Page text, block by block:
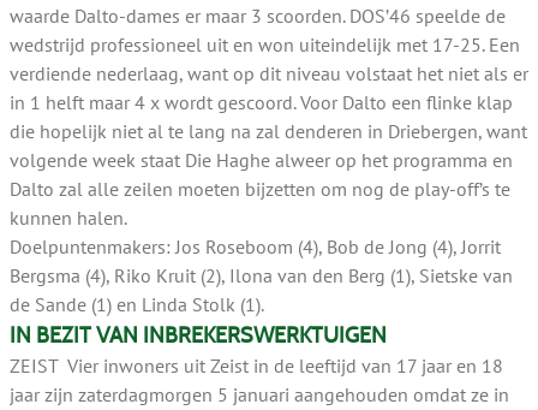
waarde Dalto-dames er maar 3 scoorden. DOS’46 speelde de
wedstrijd professioneel uit en won uiteindelijk met 17-25. Een
verdiende nederlaag, want op dit niveau volstaat het niet als er
in 1 helft maar 4 x wordt gescoord. Voor Dalto een flinke klap
die hopelijk niet al te lang na zal denderen in Driebergen, want
volgende week staat Die Haghe alweer op het programma en
Dalto zal alle zeilen moeten bijzetten om nog de play-off’s te
kunnen halen.
Doelpuntenmakers: Jos Roseboom (4), Bob de Jong (4), Jorrit
Bergsma (4), Riko Kruit (2), Ilona van den Berg (1), Sietske van
de Sande (1) en Linda Stolk (1).
IN BEZIT VAN INBREKERSWERKTUIGEN
ZEIST Vier inwoners uit Zeist in de leeftijd van 17 jaar en 18
jaar zijn zaterdagmorgen 5 januari aangehouden omdat ze in